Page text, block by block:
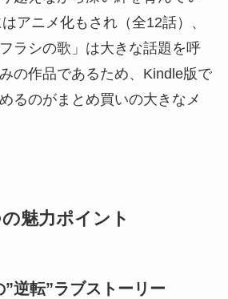
アニメ化もされ（全12話）、
ラシの歌」は大きな話題を呼
の作品であるため、Kindle版で
るのがまとめ買いの大きなメ
魅力ポイント
逆転”ラブストーリー